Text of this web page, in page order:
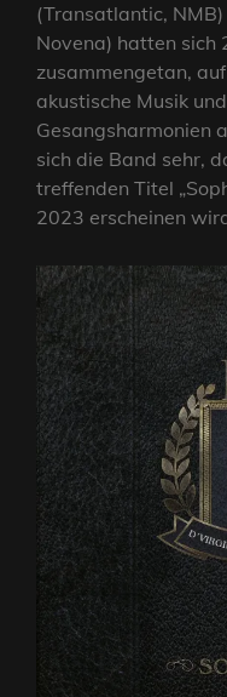
(Transatlantic, NMB)
Novena) hatten sich
zusammengetan,
akustische Musik
Gesangsharmonien
sich die Band sehr,
treffenden Titel
2023 erscheinen